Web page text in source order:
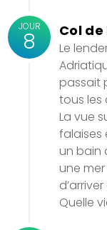
JOUR
8 Col
Le
passait
tous les
La vue
falaises
un bain
une
Quelle